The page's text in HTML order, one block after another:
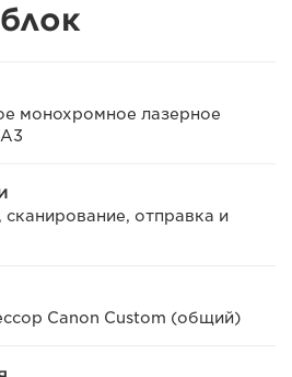
монохромное лазерное
сканирование, отправка и
Canon Custom (общий)